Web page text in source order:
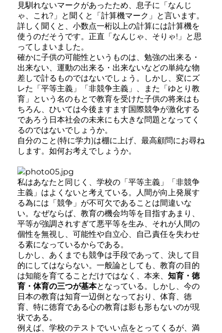
見馴れないマークがあったため、息子に「なんじ
ゃ、これ?」と聞くと「計算機マーク」と言います。
詳しく聞くと、小数点一桁以上の計算には計算機を
使うのだそうです。正直「なんじゃ、そりゃ!」と思
ってしまいました。
確かに子供の可能性というものは、勉強の出来る・
出来ない、運動の出来る・出来ないなどの単純な物
差しで計るものではないでしょう。しかし、変にズ
レた「平等主義」「非競争主義」、また「ゆとり教
育」という名のもとで教育を受けた子供の将来はも
ちろん、ひいては今後ますます国際競争が激化する
であろう日本社会の未来にも大きな問題となってく
るのではないでしょうか。
自分のこと(特に学力)は棚に上げ、最高顧問にお尋ね
します。如何お考えでしょうか。
私はあなたと同じく、学校の「平等主義」「非競争
主義」はよくないと考えている。人間が向上発展す
る為には「競争」が不可欠であることは間違いな
い。なぜならば、教育の機会均等を目指すあまり、
平等が強調されすぎて悪平等を生み、それが人間の
個性を無視し、可能性や自立心、自己責任を失わせ
る素になっているからである。
しかし、あくまでも競争は手段であって、決して目
的にしてはならない。一般論としても、教育の目的
は知能を育てることだけではなく、本来、 知育・徳
育・体育の三つが基本となっている。しかし、今の
日本の教育は知育一辺倒となっており、体育、徳
育、特に徳育である心の教育は影も形もないのが現
状である。
例えば、学校のテストでいい点をとってくるが、満